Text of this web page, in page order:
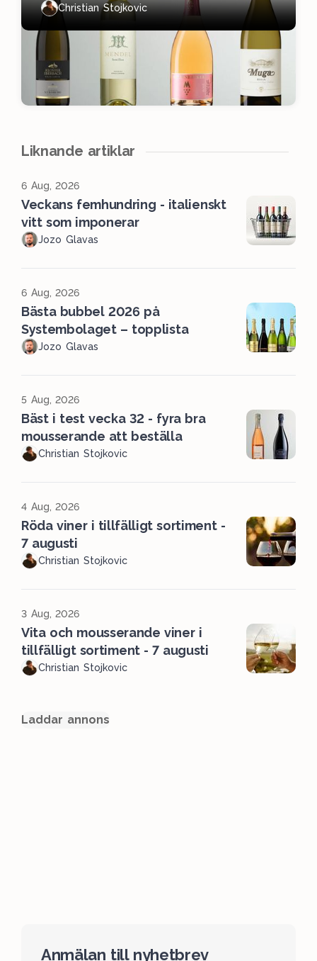
Christian Stojkovic
Liknande artiklar
6 Aug, 2026
Veckans femhundring - italienskt
vitt som imponerar
Jozo Glavas
6 Aug, 2026
Bästa bubbel 2026 på
Systembolaget – topplista
Jozo Glavas
5 Aug, 2026
Bäst i test vecka 32 - fyra bra
mousserande att beställa
Christian Stojkovic
4 Aug, 2026
Röda viner i tillfälligt sortiment -
7 augusti
Christian Stojkovic
3 Aug, 2026
Vita och mousserande viner i
tillfälligt sortiment - 7 augusti
Christian Stojkovic
Laddar annons
Anmälan till nyhetbrev